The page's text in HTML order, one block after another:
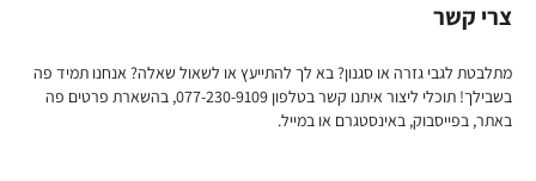
צרי קשר
מתלבטת לגבי גזרה או סגנון? בא לך להתייעץ או לשאול שאלה? אנחנו תמיד פה
בשבילך! תוכלי ליצור איתנו קשר בטלפון 077-230-9109, בהשארת פרטים פה
באתר, בפייסבוק, באינסטגרם או במייל.